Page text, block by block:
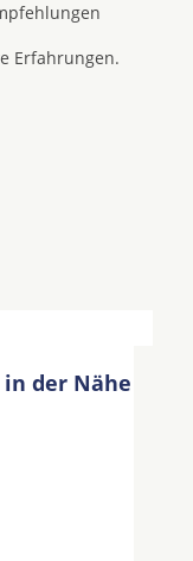
Erfahrungen.
der Nähe